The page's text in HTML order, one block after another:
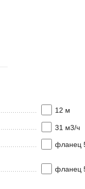
12 м
31 м3/ч
фланец
фланец